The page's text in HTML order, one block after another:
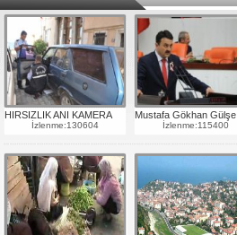
HIRSIZLIK ANI KAMERA
İzlenme:130604
Mustafa Gökhan Gülşe
İzlenme:115400